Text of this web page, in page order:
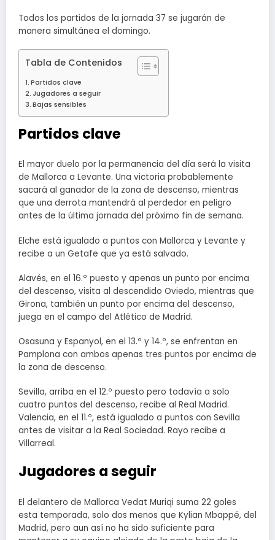
Todos los partidos de la jornada 37 se jugarán de
manera simultánea el domingo.
Tabla de Contenidos
Partidos clave
Jugadores a seguir
Bajas sensibles
Partidos clave
El mayor duelo por la permanencia del día será la visita
de Mallorca a Levante. Una victoria probablemente
sacará al ganador de la zona de descenso, mientras
que una derrota mantendrá al perdedor en peligro
antes de la última jornada del próximo fin de semana.
Elche está igualado a puntos con Mallorca y Levante y
recibe a un Getafe que ya está salvado.
Alavés, en el 16.º puesto y apenas un punto por encima
del descenso, visita al descendido Oviedo, mientras que
Girona, también un punto por encima del descenso,
juega en el campo del Atlético de Madrid.
Osasuna y Espanyol, en el 13.º y 14.º, se enfrentan en
Pamplona con ambos apenas tres puntos por encima de
la zona de descenso.
Sevilla, arriba en el 12.º puesto pero todavía a solo
cuatro puntos del descenso, recibe al Real Madrid.
Valencia, en el 11.º, está igualado a puntos con Sevilla
antes de visitar a la Real Sociedad. Rayo recibe a
Villarreal.
Jugadores a seguir
El delantero de Mallorca Vedat Muriqi suma 22 goles
esta temporada, solo dos menos que Kylian Mbappé, del
Madrid, pero aun así no ha sido suficiente para